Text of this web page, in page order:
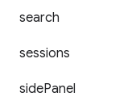
search
sessions
sidePanel